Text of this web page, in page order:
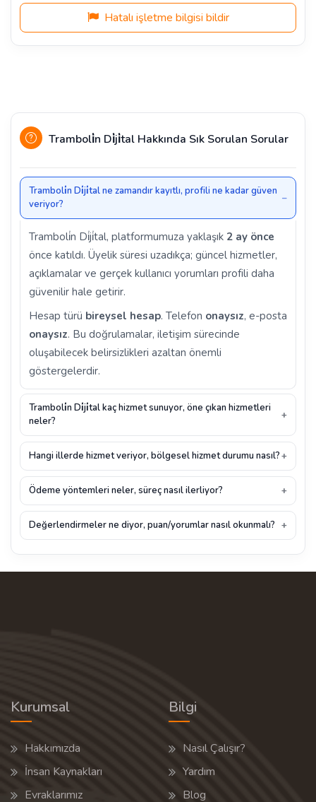
Hatalı işletme bilgisi bildir
Tramboli̇n Di̇ji̇tal Hakkında Sık Sorulan Sorular
Tramboli̇n Di̇ji̇tal ne zamandır kayıtlı, profili ne kadar güven
veriyor?
Tramboli̇n Di̇ji̇tal, platformumuza yaklaşık 2 ay önce
önce katıldı. Üyelik süresi uzadıkça; güncel hizmetler,
açıklamalar ve gerçek kullanıcı yorumları profili daha
güvenilir hale getirir.
Hesap türü bireysel hesap. Telefon onaysız, e-posta
onaysız. Bu doğrulamalar, iletişim sürecinde
oluşabilecek belirsizlikleri azaltan önemli
göstergelerdir.
Tramboli̇n Di̇ji̇tal kaç hizmet sunuyor, öne çıkan hizmetleri
neler?
Hangi illerde hizmet veriyor, bölgesel hizmet durumu nasıl?
Ödeme yöntemleri neler, süreç nasıl ilerliyor?
Değerlendirmeler ne diyor, puan/yorumlar nasıl okunmalı?
Kurumsal
Hakkımızda
İnsan Kaynakları
Evraklarımız
Bilgi
Nasıl Çalışır?
Yardım
Blog